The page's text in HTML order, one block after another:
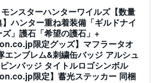
モンスターハンターワイルズ【数量
ハンター重ね着装備「ギルドナイ
ズ」護石「希望の護石」+
限定グッズ】マフラータオ
エンブレム&刺繍缶バッジ アルシュ
ンバッジ タイトルロゴシンボル
限定】蓄光ステッカー 同梱